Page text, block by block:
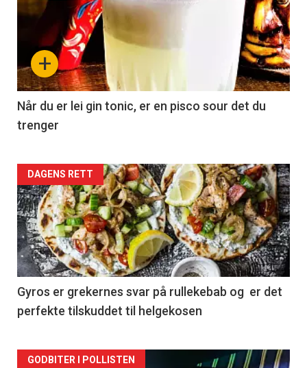
+
Når du er lei gin tonic, er en pisco sour det du
trenger
Forsiden
akkurat
nå
-
2
DAGENS RETT
Gyros er grekernes svar på rullekebab og er det
perfekte tilskuddet til helgekosen
GODBITER I POLLISTEN